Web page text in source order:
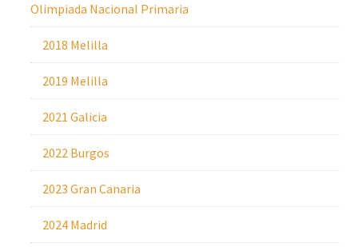
Olimpiada Nacional Primaria
2018 Melilla
2019 Melilla
2021 Galicia
2022 Burgos
2023 Gran Canaria
2024 Madrid